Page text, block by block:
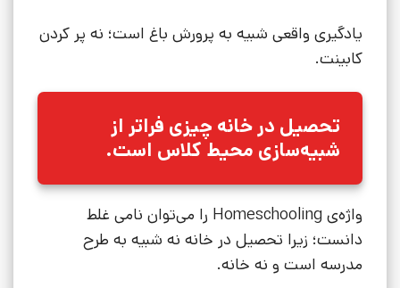
یادگیری واقعی شبیه به پرورش باغ است؛ نه پر کردن
کابینت.
تحصیل در خانه چیزی فراتر از
شبیه‌سازی محیط کلاس است.
واژه‌ی Homeschooling را می‌توان نامی غلط
دانست؛ زیرا تحصیل در خانه نه شبیه به طرح
مدرسه است و نه خانه.